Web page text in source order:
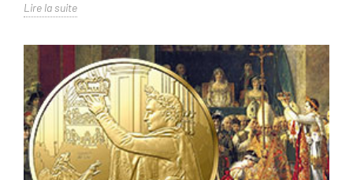
Lire la suite